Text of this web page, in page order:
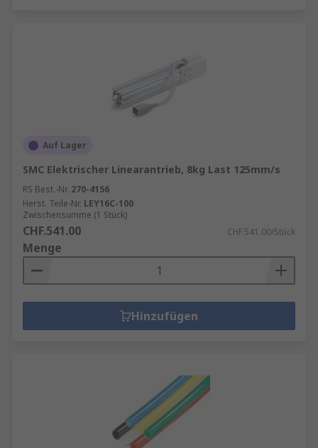
Auf Lager
SMC Elektrischer Linearantrieb, 8kg Last 125mm/s
RS Best.-Nr. 270-4156
Herst. Teile-Nr. LEY16C-100
Zwischensumme (1 Stück)
CHF.541.00 CHF.541.00/Stück
Menge
Hinzufügen